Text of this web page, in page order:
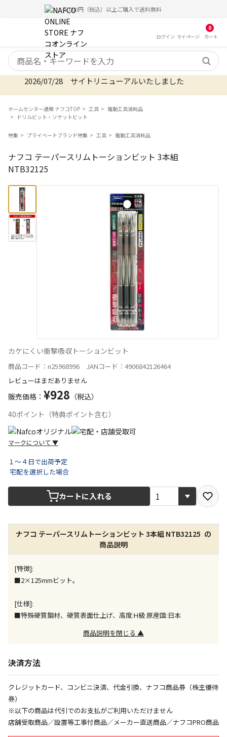
5,000円（税込）以上ご購入で送料無料
ログイン マイ ページ
0
カート
検索キーワード
2026/07/28 サイトリニューアルいたしました
ホームセンター通販 ナフコTOP 工具
電動工具消耗品
ドリルビット・ソケットビット
特集 プライベートブランド特集 工具 電動工具消耗品
ナフコ テーパースリムトーションビット 3本組
NTB32125
カケにくい衝撃吸収トーションビット
商品コード：n25968996 JANコード：4906842126464
レビューはまだありません
販売価格： ¥928 （税込）
40ポイント（特典ポイント含む）
マークについて ▼
できません）
※同時購入の商品は、全て同じ店舗での受取となりま
お届けができません）
※同時購入の商品は、全て同じ店舗での受取となりま
委託業者によりお届けする商品です
が、ご購入手続きを分けてお買い求めください
宅配のみでお届けする商品です（店舗受取は選択でき
ません）
※「宅配・店舗受取」「宅配のみ」マークの商品のみ
午前9時までのご注文確定した商品については、当日に
１～４日で出荷予定
宅配を選択した場合
カートに入れる
ナフコ テーパースリムトーションビット 3本組 NTB32125 の
商品説明
[特徴]:
■2×125mmビット。
[仕様]:
■特殊硬質鋼材、硬質表面仕上げ、高度:H級 原産国:日本
商品説明を閉じる ▲
決済方法
クレジットカード、コンビニ決済、代金引換、ナフコ商品券（株主優待
券）
※以下の商品は代引でのお支払がご利用いただけません
店舗受取商品／設置等工事付商品／メーカー直送商品／ナフコPRO商品